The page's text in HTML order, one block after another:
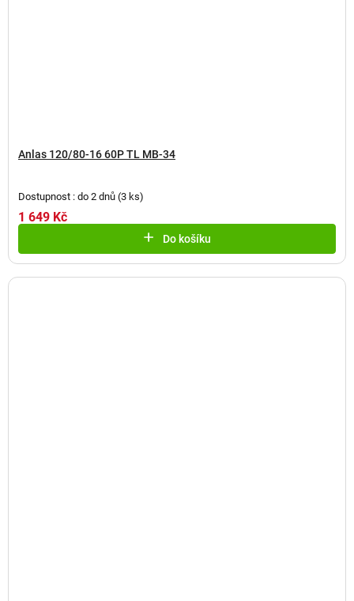
Anlas 120/80-16 60P TL MB-34
Dostupnost : do 2 dnů (3 ks)
1 649 Kč
Do košíku